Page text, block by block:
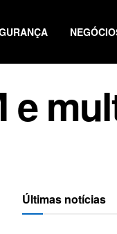
e
Últimas notícias